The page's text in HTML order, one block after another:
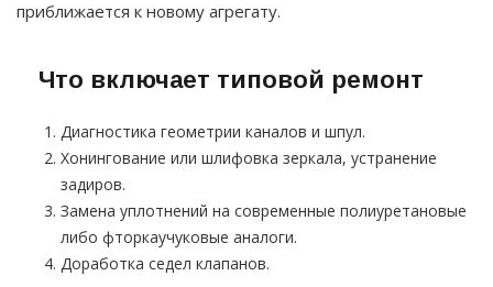
приближается к новому агрегату.
Что включает типовой ремонт
Диагностика геометрии каналов и шпул.
Хонингование или шлифовка зеркала, устранение
задиров.
Замена уплотнений на современные полиуретановые
либо фторкаучуковые аналоги.
Доработка седел клапанов.